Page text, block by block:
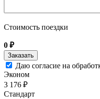
Стоимость поездки
0 ₽
Даю согласие на
Эконом
3 176 ₽
Стандарт